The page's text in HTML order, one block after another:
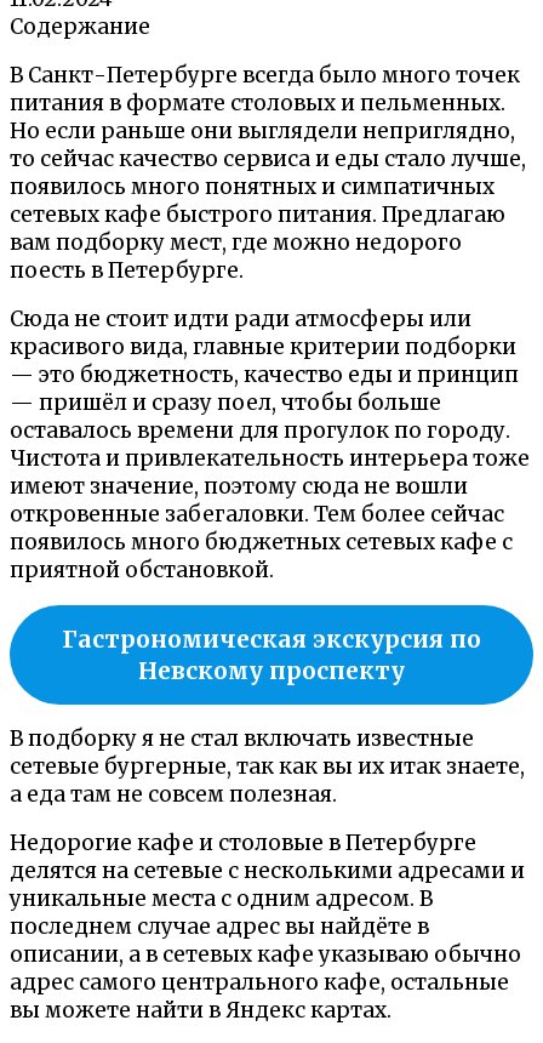
Содержание
В Санкт-Петербурге всегда было много точек
питания в формате столовых и пельменных.
Но если раньше они выглядели неприглядно,
то сейчас качество сервиса и еды стало лучше,
появилось много понятных и симпатичных
сетевых кафе быстрого питания. Предлагаю
вам подборку мест, где можно недорого
поесть в Петербурге.
Сюда не стоит идти ради атмосферы или
красивого вида, главные критерии подборки
— это бюджетность, качество еды и принцип
— пришёл и сразу поел, чтобы больше
оставалось времени для прогулок по городу.
Чистота и привлекательность интерьера тоже
имеют значение, поэтому сюда не вошли
откровенные забегаловки. Тем более сейчас
появилось много бюджетных сетевых кафе с
приятной обстановкой.
Гастрономическая экскурсия по
Невскому проспекту
В подборку я не стал включать известные
сетевые бургерные, так как вы их итак знаете,
а еда там не совсем полезная.
Недорогие кафе и столовые в Петербурге
делятся на сетевые с несколькими адресами и
уникальные места с одним адресом. В
последнем случае адрес вы найдёте в
описании, а в сетевых кафе указываю обычно
адрес самого центрального кафе, остальные
вы можете найти в Яндекс картах.